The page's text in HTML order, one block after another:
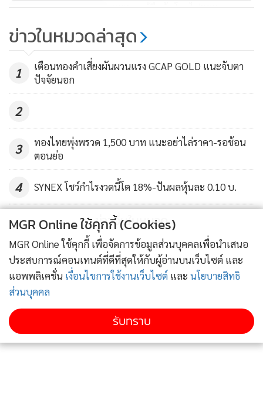
1,705
SCBเผยผู้ถือหุ้นโยกไปSCB
แผน18เมษาฯนี้
ข่าวในหมวดล่าสุด
1
เตือนทองคำเสี่ยงผันผวนแรง GCAP GOLD แนะจับตา
ปัจจัยนอก
2
3
ทองไทยพุ่งพรวด 1,500 บาท แนะอย่าไล่ราคา-รอช้อน
ตอนย่อ
4 SYNEX โชว์กำไรงวดนี้โต 18%-ปันผลหุ้นละ 0.10 บ.
ข่าวอื่นในหมวด
MGR Online ใช้คุกกี้ (Cookies)
MGR Online ใช้คุกกี้ เพื่อจัดการข้อมูลส่วนบุคคลเพื่อนำเสนอ
ประสบการณ์คอนเทนต์ที่ดีที่สุดให้กับผู้อ่านบนเว็บไซต์ และ
แอพพลิเคชั่น เงื่อนไขการใช้งานเว็บไซต์ และ นโยบายสิทธิ
ส่วนบุคคล
รับทราบ